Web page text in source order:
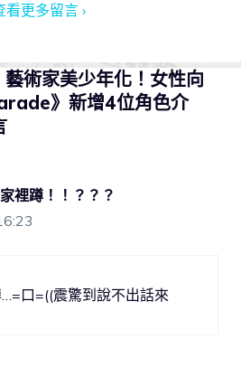
看更多留言 ›
術家美少年化！女性向
》新增4位角色介
裡蹲！！？？？
口=((震驚到說不出話來